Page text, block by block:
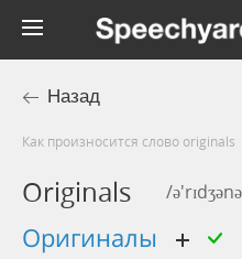
Назад
Как произносится слово originals
Originals /
оригиналы